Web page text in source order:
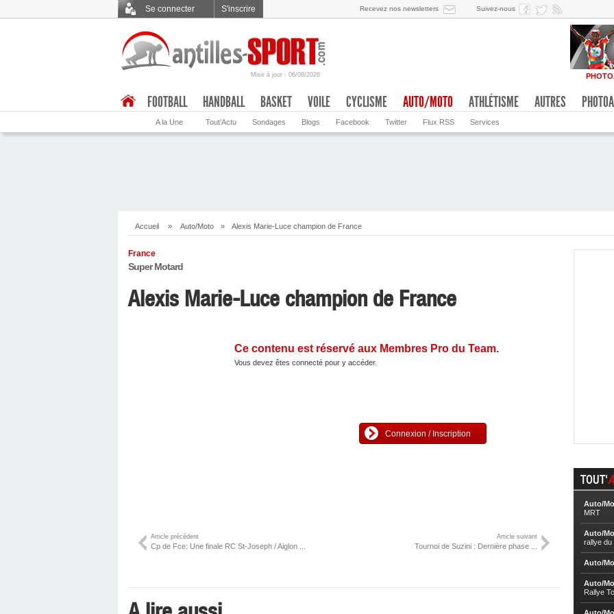
Se connecter S'inscrire Recevez nos newsletters Suivez-nous
Mise à jour - 06/08/2026
A la Une Tout’Actu Sondages Blogs Facebook Twitter Flux RSS Services
FOOTBALL HANDBALL BASKET VOILE CYCLISME AUTO/MOTO ATHLÉTISME AUTRES
Accueil » Auto/Moto » Alexis Marie-Luce champion de France
France
Super Motard
Alexis Marie-Luce champion de France
Ce contenu est réservé aux Membres Pro du Team.
Vous devez êtes connecté pour y accéder.
Connexion / Inscription
Article précédent
Cp de Fce: Une finale RC St-Joseph / Aiglon ...
Article suivant
Tournoi de Suzini : Dernière phase ...
TOUT'
Auto/
MRT
Auto/
rallye du
Auto/
Auto/
Rallye